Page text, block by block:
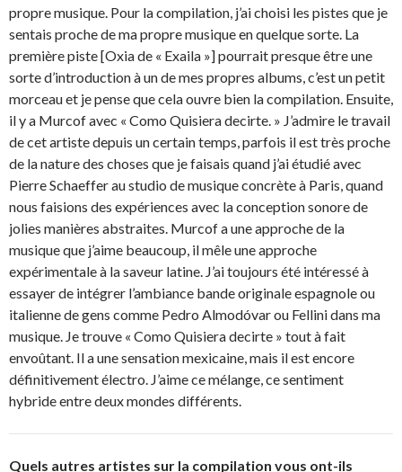
propre musique. Pour la compilation, j’ai choisi les pistes que je
sentais proche de ma propre musique en quelque sorte. La
première piste [Oxia de « Exaila »] pourrait presque être une
sorte d’introduction à un de mes propres albums, c’est un petit
morceau et je pense que cela ouvre bien la compilation. Ensuite,
il y a Murcof avec « Como Quisiera decirte. » J’admire le travail
de cet artiste depuis un certain temps, parfois il est très proche
de la nature des choses que je faisais quand j’ai étudié avec
Pierre Schaeffer au studio de musique concrète à Paris, quand
nous faisions des expériences avec la conception sonore de
jolies manières abstraites. Murcof a une approche de la
musique que j’aime beaucoup, il mêle une approche
expérimentale à la saveur latine. J’ai toujours été intéressé à
essayer de intégrer l’ambiance bande originale espagnole ou
italienne de gens comme Pedro Almodóvar ou Fellini dans ma
musique. Je trouve « Como Quisiera decirte » tout à fait
envoûtant. Il a une sensation mexicaine, mais il est encore
définitivement électro. J’aime ce mélange, ce sentiment
hybride entre deux mondes différents.
Quels autres artistes sur la compilation vous ont-ils